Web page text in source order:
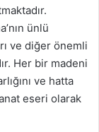
ünlü
ve diğer önemli
Her bir madeni
ve hatta
eseri olarak